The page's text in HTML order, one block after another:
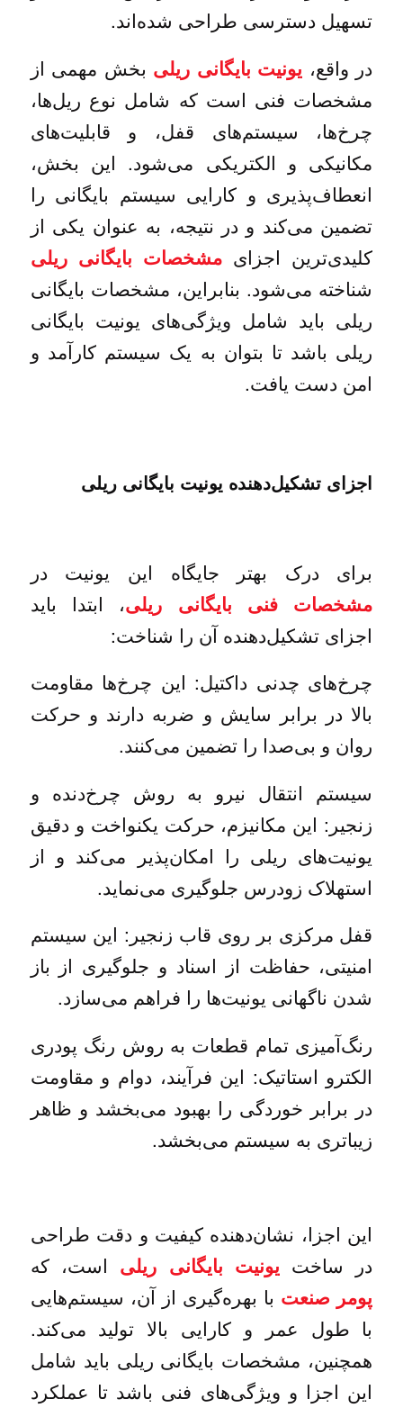
تسهیل دسترسی طراحی شده‌اند.
در واقع، یونیت بایگانی ریلی بخش مهمی از
مشخصات فنی است که شامل نوع ریل‌ها،
چرخ‌ها، سیستم‌های قفل، و قابلیت‌های
مکانیکی و الکتریکی می‌شود. این بخش،
انعطاف‌پذیری و کارایی سیستم بایگانی را
تضمین می‌کند و در نتیجه، به عنوان یکی از
کلیدی‌ترین اجزای مشخصات بایگانی ریلی
شناخته می‌شود. بنابراین، مشخصات بایگانی
ریلی باید شامل ویژگی‌های یونیت بایگانی
ریلی باشد تا بتوان به یک سیستم کارآمد و
امن دست یافت.
اجزای تشکیل‌دهنده یونیت بایگانی ریلی
برای درک بهتر جایگاه این یونیت در
مشخصات فنی بایگانی ریلی، ابتدا باید
اجزای تشکیل‌دهنده آن را شناخت:
چرخ‌های چدنی داکتیل: این چرخ‌ها مقاومت
بالا در برابر سایش و ضربه دارند و حرکت
روان و بی‌صدا را تضمین می‌کنند.
سیستم انتقال نیرو به روش چرخ‌دنده و
زنجیر: این مکانیزم، حرکت یکنواخت و دقیق
یونیت‌های ریلی را امکان‌پذیر می‌کند و از
استهلاک زودرس جلوگیری می‌نماید.
قفل مرکزی بر روی قاب زنجیر: این سیستم
امنیتی، حفاظت از اسناد و جلوگیری از باز
شدن ناگهانی یونیت‌ها را فراهم می‌سازد.
رنگ‌آمیزی تمام قطعات به روش رنگ پودری
الکترو استاتیک: این فرآیند، دوام و مقاومت
در برابر خوردگی را بهبود می‌بخشد و ظاهر
زیباتری به سیستم می‌بخشد.
این اجزا، نشان‌دهنده کیفیت و دقت طراحی
در ساخت یونیت بایگانی ریلی است، که
پومر صنعت با بهره‌گیری از آن، سیستم‌هایی
با طول عمر و کارایی بالا تولید می‌کند.
همچنین، مشخصات بایگانی ریلی باید شامل
این اجزا و ویژگی‌های فنی باشد تا عملکرد